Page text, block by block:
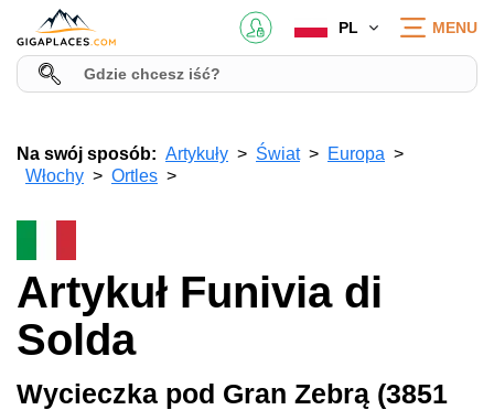
PL MENU
Na swój sposób: Artykuły Świat
Europa
Włochy
Ortles
Artykuł Funivia di
Solda
Wycieczka pod Gran Zebrą (3851